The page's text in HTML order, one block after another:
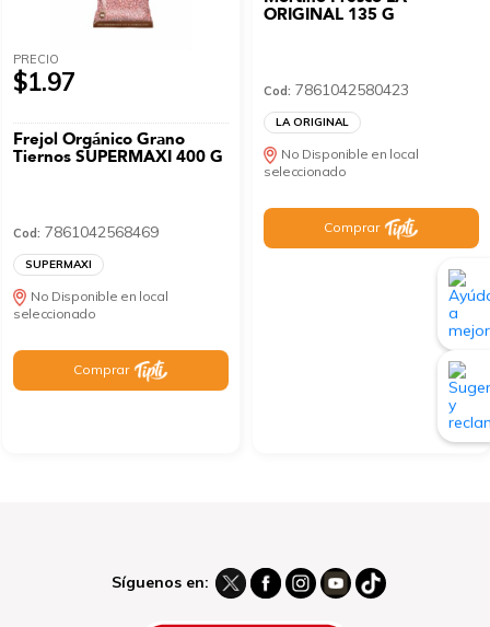
PRECIO
$1.97
Frejol Orgánico Grano
Tiernos SUPERMAXI 400 G
Cod: 7861042568469
SUPERMAXI
No Disponible en local
seleccionado
Comprar
ORIGINAL 135 G
Cod: 7861042580423
LA ORIGINAL
No Disponible en local
seleccionado
Comprar
Síguenos en: